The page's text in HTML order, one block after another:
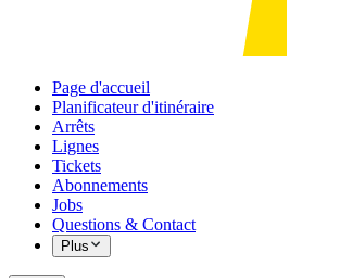
Page d'accueil
Planificateur d'itinéraire
Arrêts
Lignes
Tickets
Abonnements
Jobs
Questions & Contact
Plus